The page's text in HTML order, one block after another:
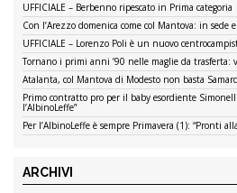
UFFICIALE – Berbenno ripescato in Prima categoria
Con l’Arezzo domenica come col Mantova: in sede
UFFICIALE – Lorenzo Poli è un nuovo
Tornano i primi anni ’90 nelle maglie da trasferta:
Atalanta, col Mantova di Modesto non basta
Primo contratto pro per il baby esordiente
l’AlbinoLeffe”
Per l’AlbinoLeffe è sempre Primavera (1): “Pronti
ARCHIVI